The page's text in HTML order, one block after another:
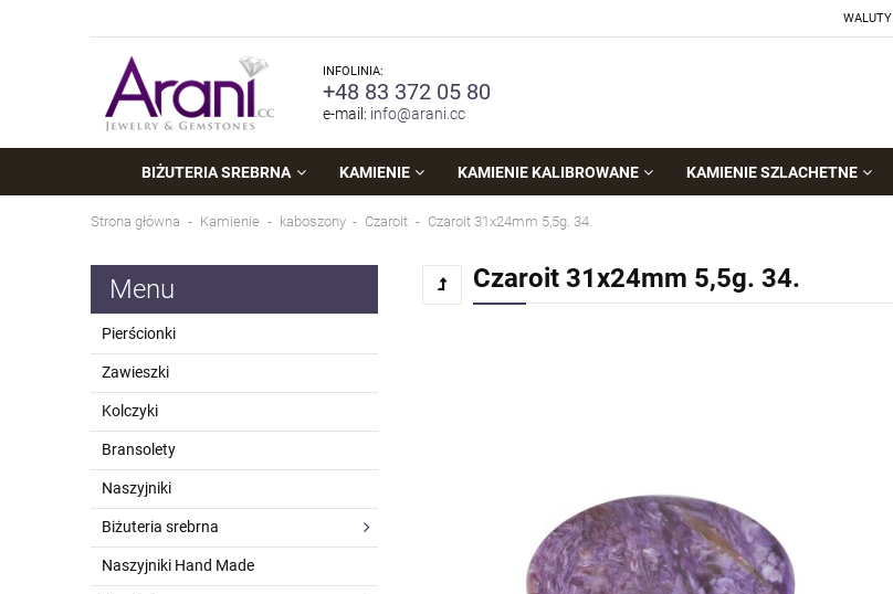
WALUTY
INFOLINIA:
+48 83 372 05 80
e-mail: info@arani.cc
BIŻUTERIA SREBRNA KAMIENIE KAMIENIE KALIBROWANE KAMIENIE SZLACHETNE
Strona główna Kamienie kaboszony Czaroit Czaroit 31x24mm 5,5g. 34.
Menu
Pierścionki
Zawieszki
Kolczyki
Bransolety
Naszyjniki
Biżuteria srebrna
Naszyjniki Hand Made
Czaroit 31x24mm 5,5g. 34.